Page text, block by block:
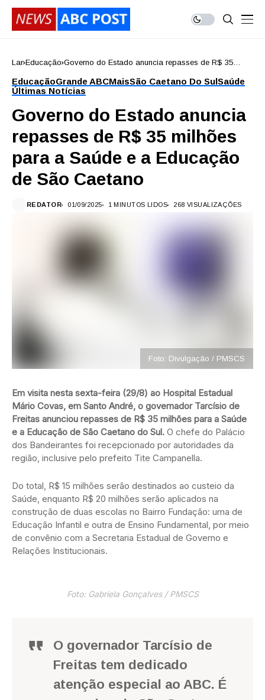
Lar Educação Governo do Estado anuncia repasses de R$ 35
Caetano
EducaçãoGrande ABCMaisSão Caetano Do SulSaúde
Últimas Notícias
Governo do Estado anuncia
repasses de R$ 35 milhões
para a Saúde e a Educação
de São Caetano
REDATOR 01/09/2025 1 MINUTOS LIDOS 268 VISUALIZAÇÕES
Foto: Divulgação / PMSCS
Em visita nesta sexta-feira (29/8) ao Hospital Estadual
Mário Covas, em Santo André, o governador Tarcísio de
Freitas anunciou repasses de R$ 35 milhões para a Saúde
e a Educação de São Caetano do Sul. O chefe do Palácio
dos Bandeirantes foi recepcionado por autoridades da
região, inclusive pelo prefeito Tite Campanella.
Do total, R$ 15 milhões serão destinados ao custeio da
Saúde, enquanto R$ 20 milhões serão aplicados na
construção de duas escolas no Bairro Fundação: uma de
Educação Infantil e outra de Ensino Fundamental, por meio
de convênio com a Secretaria Estadual de Governo e
Relações Institucionais.
Foto: Gabriela Gonçalves / PMSCS
O governador Tarcísio de
Freitas tem dedicado
atenção especial ao ABC. É